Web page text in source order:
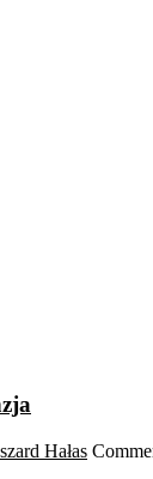
Hałas